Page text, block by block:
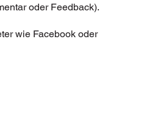
oder Feedback).
wie Facebook oder